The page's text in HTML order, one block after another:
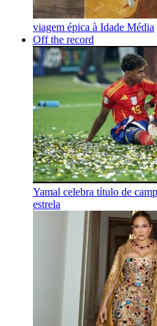
viagem épica à Idade Média
Off the record
Yamal celebra título de
estrela